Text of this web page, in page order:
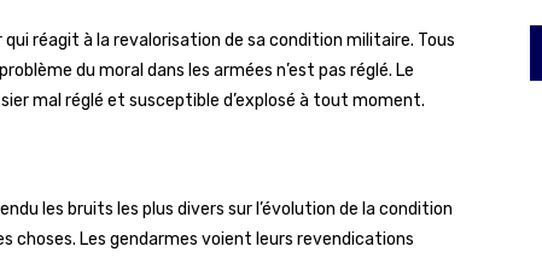
qui réagit à la revalorisation de sa condition militaire. Tous
du moral dans les armées n’est pas réglé. Le
mal réglé et susceptible d’explosé à tout moment.
les bruits les plus divers sur l’évolution de la condition
choses. Les gendarmes voient leurs revendications